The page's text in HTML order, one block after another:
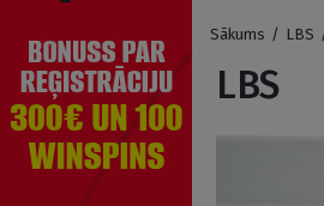
Sākums / LBS
LBS